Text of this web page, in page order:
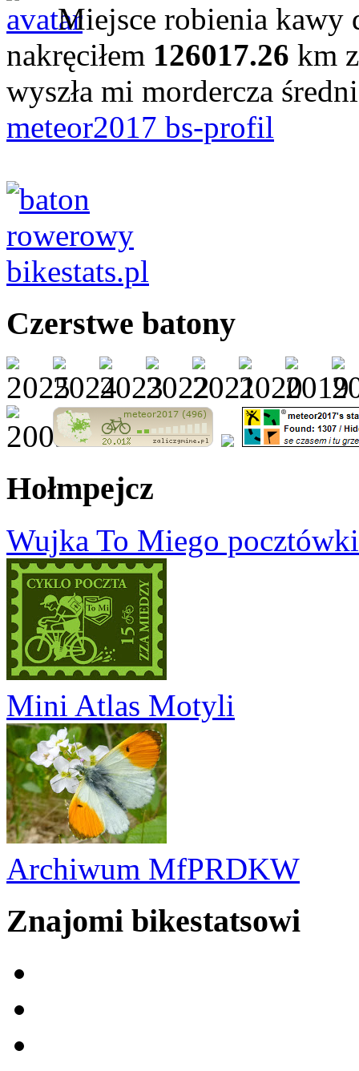
Miejsce robienia kawy
nakręciłem 126017.26 km
wyszła mi mordercza
meteor2017 bs-profil
Czerstwe batony
Hołmpejcz
Wujka To Miego
Mini Atlas Motyli
Archiwum MfPRDKW
Znajomi bikestatsowi